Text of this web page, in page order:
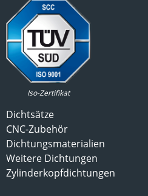
Iso-Zertifikat
Dichtsätze
CNC-Zubehör
Dichtungsmaterialien
Weitere Dichtungen
Zylinderkopfdichtungen